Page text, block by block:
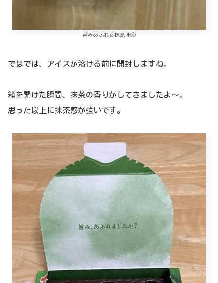
旨みあふれる抹茶味⑤
ではでは、アイスが溶ける前に開封しますね。
箱を開けた瞬間、抹茶の香りがしてきましたよ～。
思った以上に抹茶感が強いです。